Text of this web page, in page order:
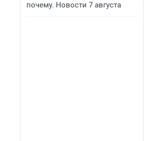
почему. Новости 7 августа